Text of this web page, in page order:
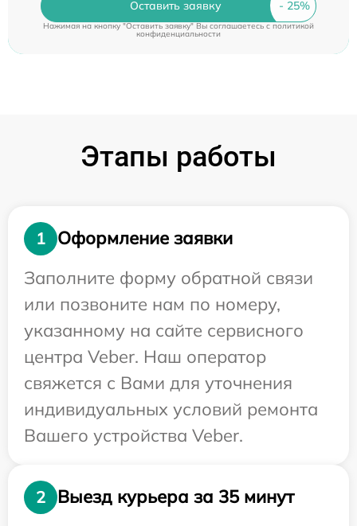
Оставить заявку
Нажимая на кнопку "Оставить заявку" Вы соглашаетесь cполитикой
конфиденциальности
Этапы работы
1
Оформление заявки
Заполните форму обратной связи
или позвоните нам по номеру,
указанному на сайте сервисного
центра Veber. Наш оператор
свяжется с Вами для уточнения
индивидуальных условий ремонта
Вашего устройства Veber.
2
Выезд курьера за 35 минут